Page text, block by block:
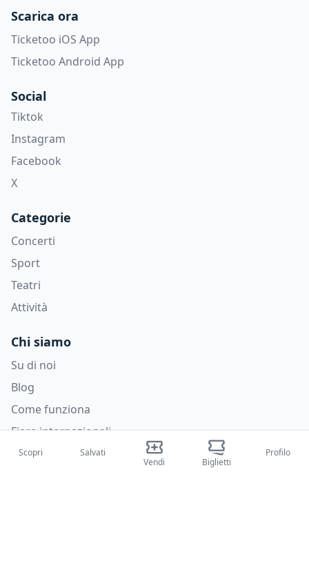
Scarica ora
Ticketoo iOS App
Ticketoo Android App
Social
Tiktok
Instagram
Facebook
X
Categorie
Concerti
Sport
Teatri
Attività
Chi siamo
Su di noi
Blog
Come funziona
Fiere internazionali
Creator Program
Scopri
Salvati
Vendi
Biglietti
Profilo